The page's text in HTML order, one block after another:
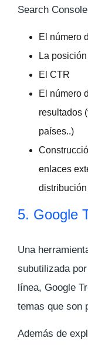
Search
El número
La
El CTR
El número
resultados
países..)
enlaces
5. Google
Una
subutilizada
línea, Google
temas que son
Además de